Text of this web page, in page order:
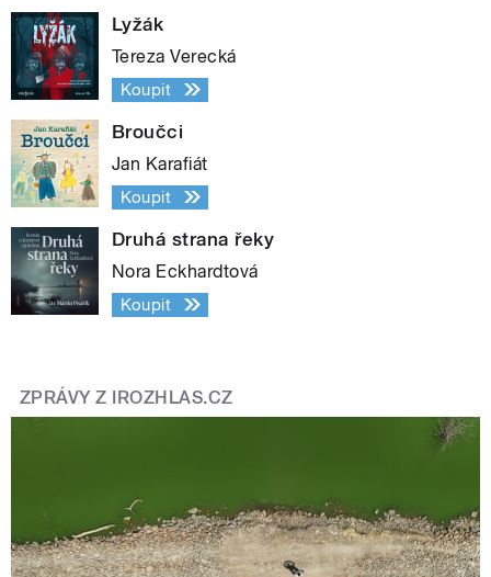
Lyžák
Tereza Verecká
Koupit
Broučci
Jan Karafiát
Koupit
Druhá strana řeky
Nora Eckhardtová
Koupit
ZPRÁVY Z IROZHLAS.CZ